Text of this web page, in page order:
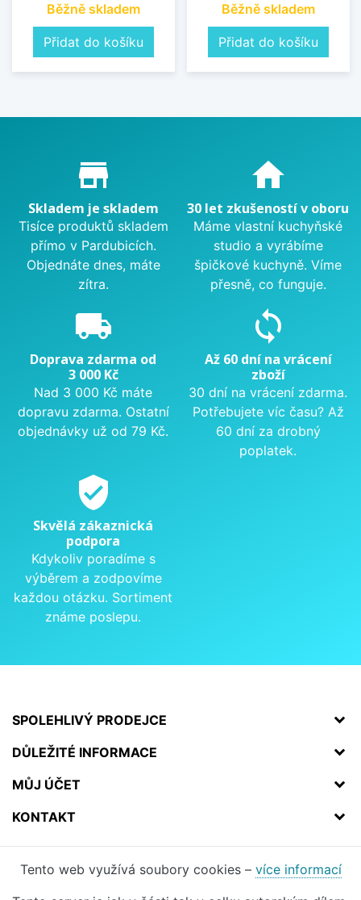
Běžně skladem
Přidat do košíku
Běžně skladem
Přidat do košíku
Proč nakupovat u nás?
store_mall_directory
Skladem je skladem
Tisíce produktů skladem
přímo v Pardubicích.
Objednáte dnes, máte
zítra.
home
30 let zkušeností v oboru
Máme vlastní kuchyňské
studio a vyrábíme
špičkové kuchyně. Víme
přesně, co funguje.
local_shipping
Doprava zdarma od
3 000 Kč
Nad 3 000 Kč máte
dopravu zdarma. Ostatní
objednávky už od 79 Kč.
sync
Až 60 dní na vrácení
zboží
30 dní na vrácení zdarma.
Potřebujete víc času? Až
60 dní za drobný
poplatek.
verified_user
Skvělá zákaznická
podpora
Kdykoliv poradíme s
výběrem a zodpovíme
každou otázku. Sortiment
známe poslepu.
SPOLEHLIVÝ PRODEJCE
DŮLEŽITÉ INFORMACE
MŮJ ÚČET
KONTAKT
Tento web využívá soubory cookies – více informací